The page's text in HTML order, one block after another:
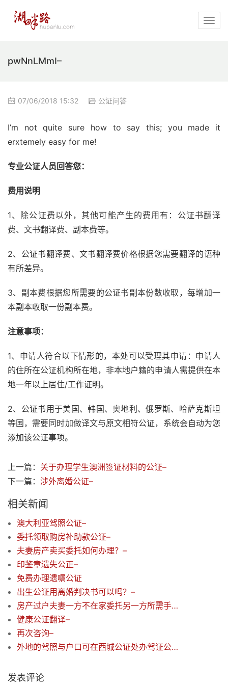
pwNnLMmI–
07/06/2018 15:32 公证问答
I’m not quite sure how to say this; you made it
erxtemely easy for me!
专业公证人员回答您：
费用说明
1、除公证费以外，其他可能产生的费用有：公证书翻译
费、文书翻译费、副本费等。
2、公证书翻译费、文书翻译费价格根据您需要翻译的语种
有所差异。
3、副本费根据您所需要的公证书副本份数收取，每增加一
本副本收取一份副本费。
注意事项：
1、申请人符合以下情形的，本处可以受理其申请：申请人
的住所在公证机构所在地，非本地户籍的申请人需提供在本
地一年以上居住/工作证明。
2、公证书用于美国、韩国、奥地利、俄罗斯、哈萨克斯坦
等国，需要同时加做译文与原文相符公证，系统会自动为您
添加该公证事项。
上一篇： 关于办理学生澳洲签证材料的公证–
下一篇： 涉外离婚公证–
相关新闻
澳大利亚驾照公证–
委托领取购房补助款公证–
夫妻房产卖买委托如何办理？–
印鉴章遗失公正–
免费办理遗嘱公证
出生公证用离婚判决书可以吗？–
房产过户夫妻一方不在家委托另一方所需手续–
健康公证翻译–
再次咨询–
外地的驾照与户口可在西城公证处办驾证公证–
发表评论